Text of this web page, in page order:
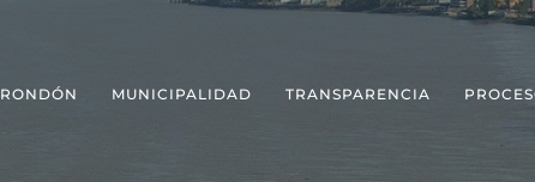
MUNICIPALIDAD TRANSPARENCIA